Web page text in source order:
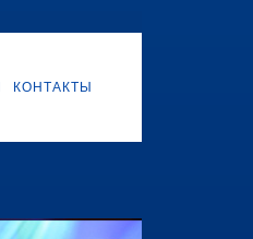
КОНТАКТЫ